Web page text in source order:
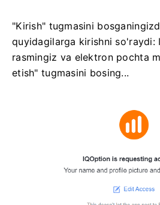
"Kirish" tugmasini
quyidagilarga kirishni so'raydi:
rasmingiz va elektron pochta
etish" tugmasini bosing...